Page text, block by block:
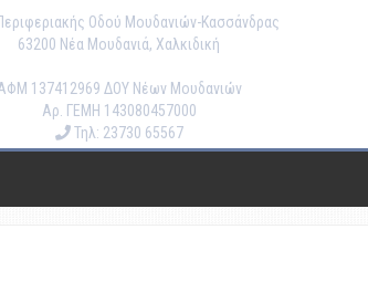
Οδού Μουδανιών-Κασσάνδρας
63200 Νέα Μουδανιά, Χαλκιδική
137412969 ΔΟΥ Νέων Μουδανιών
Αρ. ΓΕΜΗ 143080457000
Τηλ: 23730 65567